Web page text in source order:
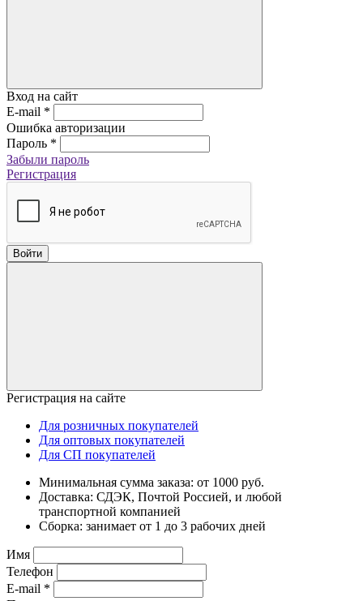
Вход на сайт
E-mail *
Ошибка авторизации
Пароль *
Забыли пароль
Регистрация
Войти
Регистрация на сайте
Для розничных покупателей
Для оптовых покупателей
Для СП покупателей
Минимальная сумма заказа: от 1000 руб.
Доставка: СДЭК, Почтой Россией, и любой
транспортной компанией
Сборка: занимает от 1 до 3 рабочих дней
Имя
Телефон
E-mail *